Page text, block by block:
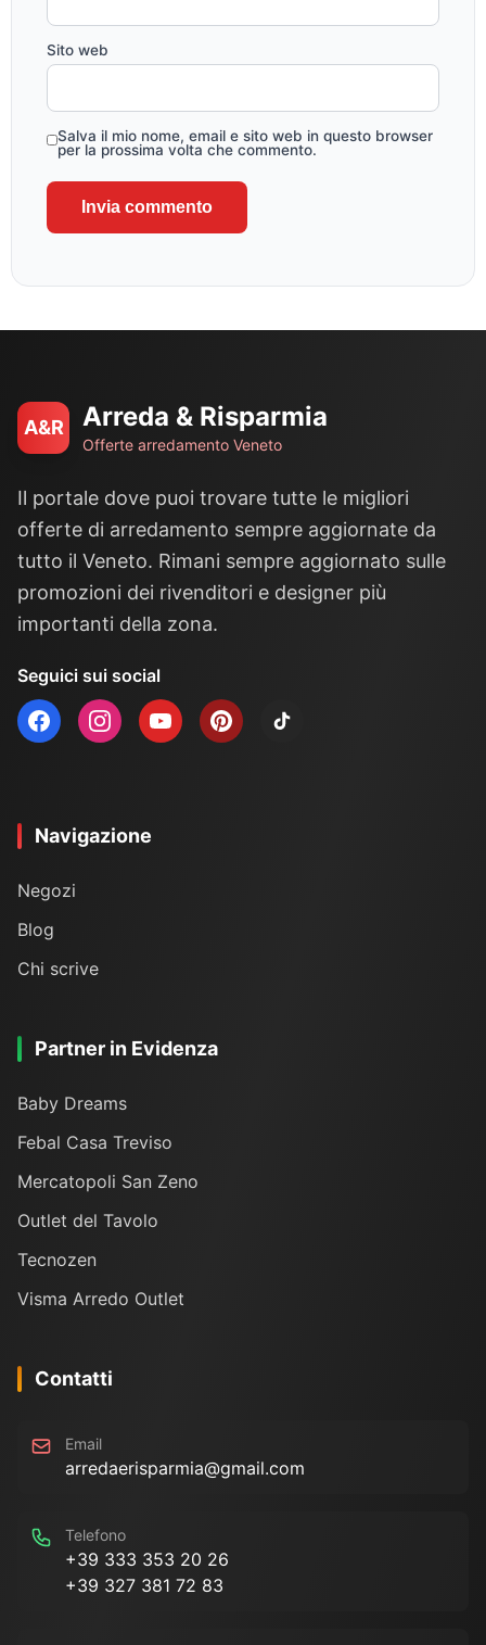
Sito web
Salva il mio nome, email e sito web in questo browser
per la prossima volta che commento.
A&R Arreda & Risparmia
Offerte arredamento Veneto
Il portale dove puoi trovare tutte le migliori
offerte di arredamento sempre aggiornate da
tutto il Veneto. Rimani sempre aggiornato sulle
promozioni dei rivenditori e designer più
importanti della zona.
Seguici sui social
Navigazione
Negozi
Blog
Chi scrive
Partner in Evidenza
Baby Dreams
Febal Casa Treviso
Mercatopoli San Zeno
Outlet del Tavolo
Tecnozen
Visma Arredo Outlet
Contatti
Email
arredaerisparmia@gmail.com
Telefono
+39 333 353 20 26
+39 327 381 72 83